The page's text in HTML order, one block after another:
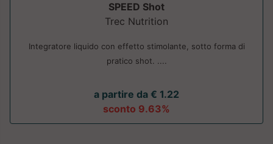
SPEED Shot
Trec Nutrition
Integratore liquido con effetto stimolante, sotto forma di
pratico shot. ....
a partire da € 1.22
sconto 9.63%